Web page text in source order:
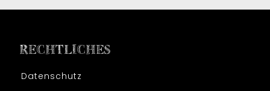
RECHTLICHES
Datenschutz